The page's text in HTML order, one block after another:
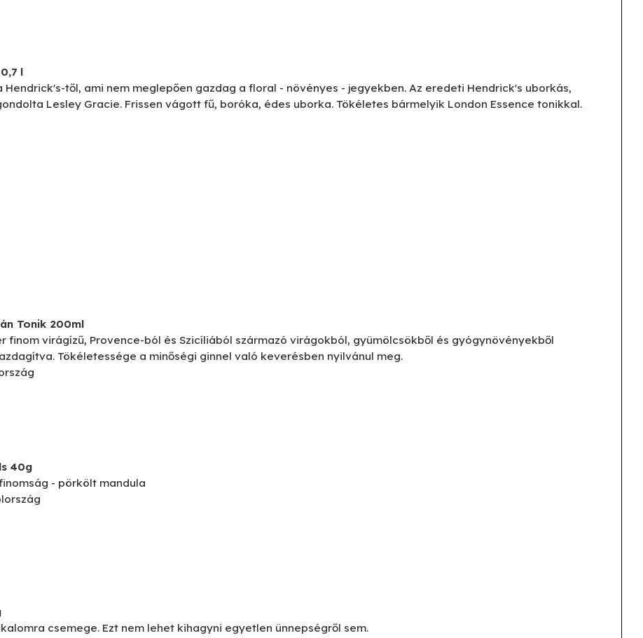
l
Hendrick's-től, ami nem meglepően gazdag a floral - növényes - jegyekben. Az eredeti Hendrick's uborkás,
Lesley Gracie. Frissen vágott fű, boróka, édes uborka. Tökéletes bármelyik London Essence tonikkal.
Tonik 200ml
finom virágízű, Provence-ból és Szicíliából származó virágokból, gyümölcsökből és gyógynövényekből
Tökéletessége a minőségi ginnel való keverésben nyilvánul meg.
40g
- pörkölt mandula
csemege. Ezt nem lehet kihagyni egyetlen ünnepségről sem.